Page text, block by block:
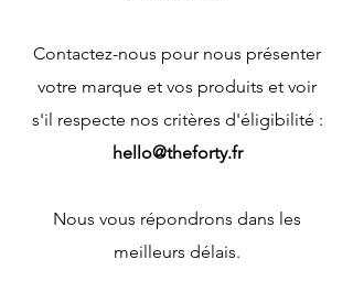
Contactez-nous pour nous présenter
votre marque et vos produits et voir
s'il respecte nos critères d'éligibilité :
hello@theforty.fr
Nous vous répondrons dans les
meilleurs délais.